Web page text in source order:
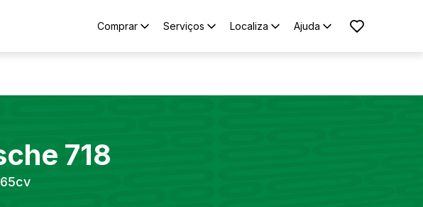
Comprar Serviços Localiza Ajuda
718